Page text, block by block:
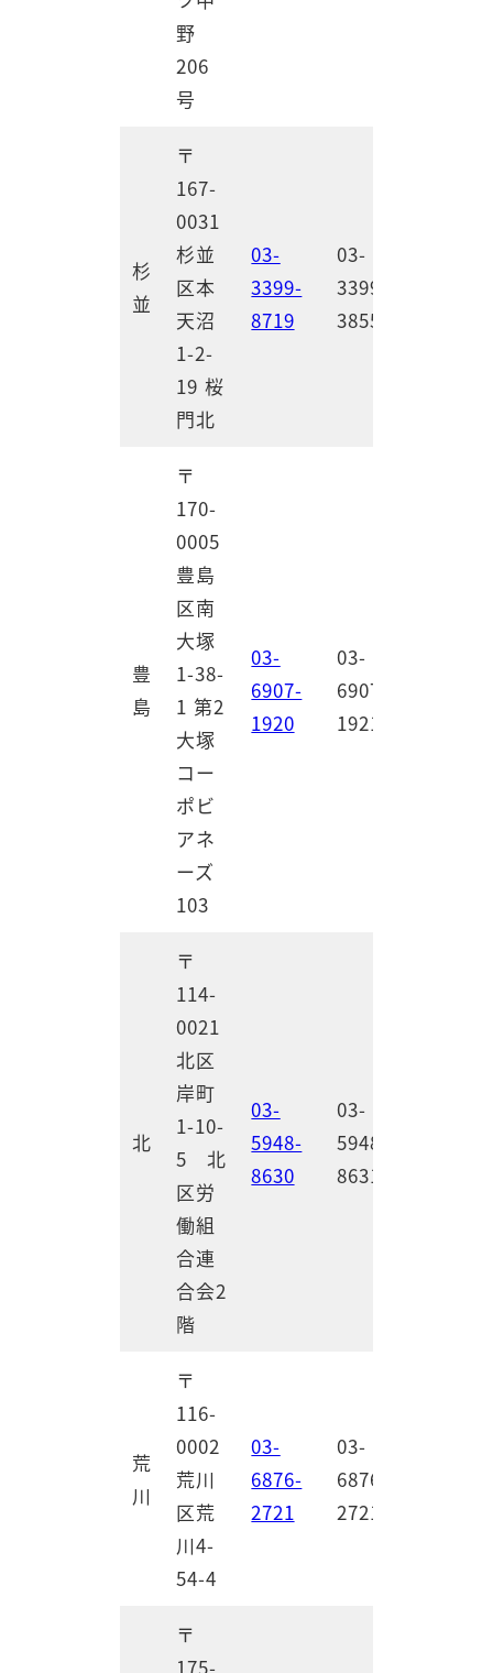
野
206
号
杉
並
〒
167-
0031
杉並
区本
天沼
1-2-
19 桜
門北
03-
3399-
8719
03-
3399-
3855
豊
島
〒
170-
0005
豊島
区南
大塚
1-38-
1 第2
大塚
コー
ポビ
アネ
ーズ
103
03-
6907-
1920
03-
6907-
1921
北
〒
114-
0021
北区
岸町
1-10-
5 北
区労
働組
合連
合会2
階
03-
5948-
8630
03-
5948-
8631
荒
川
〒
116-
0002
荒川
区荒
川4-
54-4
03-
6876-
2721
03-
6876-
2721
〒
175-